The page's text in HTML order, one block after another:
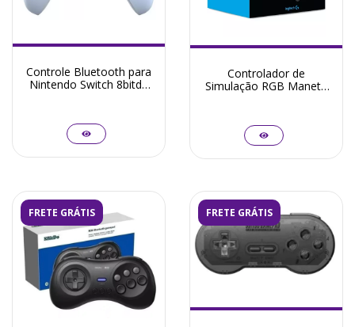
Controle Bluetooth para
Nintendo Switch 8bitdo
Controlador de
Simulação RGB Manete
FRETE GRÁTIS FRETE GRÁTIS